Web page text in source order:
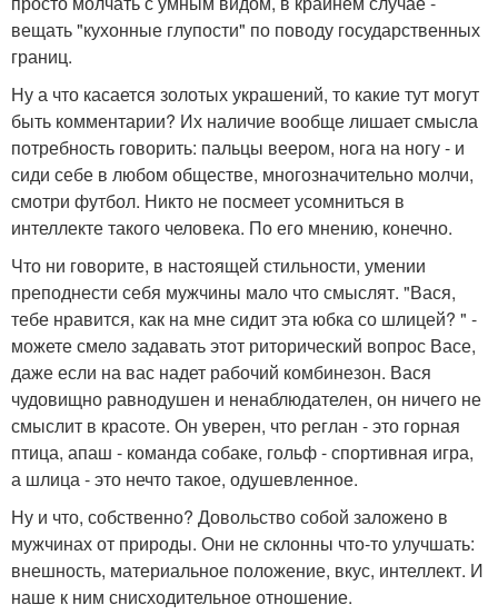
вещать "кухонные глупости" по поводу государственных
границ.
Ну а что касается золотых украшений, то какие тут могут
быть комментарии? Их наличие вообще лишает смысла
потребность говорить: пальцы веером, нога на ногу - и
сиди себе в любом обществе, многозначительно молчи,
смотри футбол. Никто не посмеет усомниться в
интеллекте такого человека. По его мнению, конечно.
Что ни говорите, в настоящей стильности, умении
преподнести себя мужчины мало что смыслят. "Вася,
тебе нравится, как на мне сидит эта юбка со шлицей? " -
можете смело задавать этот риторический вопрос Васе,
даже если на вас надет рабочий комбинезон. Вася
чудовищно равнодушен и ненаблюдателен, он ничего не
смыслит в красоте. Он уверен, что реглан - это горная
птица, апаш - команда собаке, гольф - спортивная игра,
а шлица - это нечто такое, одушевленное.
Ну и что, собственно? Довольство собой заложено в
мужчинах от природы. Они не склонны что-то улучшать:
внешность, материальное положение, вкус, интеллект. И
наше к ним снисходительное отношение.